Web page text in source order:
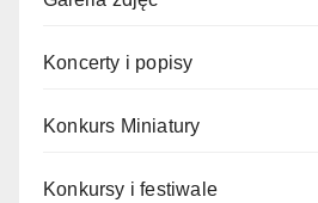
Koncerty i popisy
Konkurs Miniatury
Konkursy i festiwale